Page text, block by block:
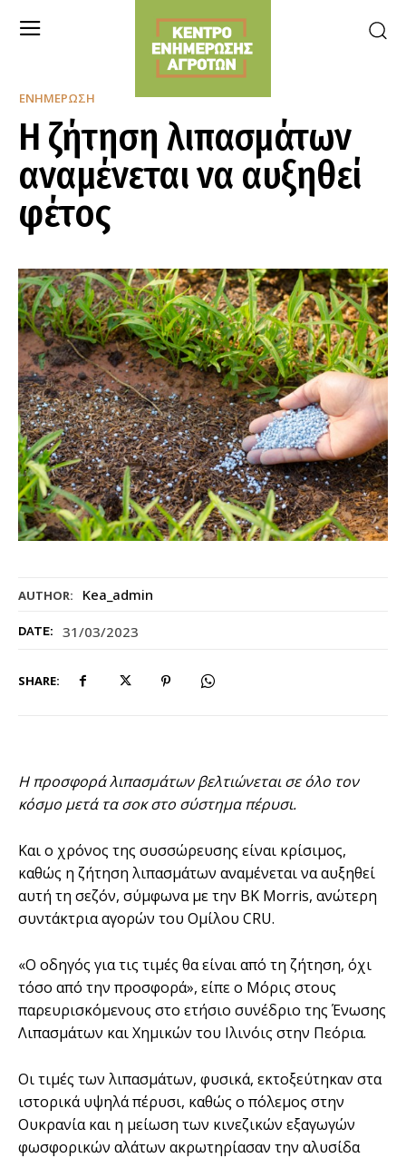
AUTHOR: Kea_admin
DATE: 31/03/2023
SHARE:
ΕΝΗΜΈΡΩΣΗ
Η ζήτηση λιπασμάτων
αναμένεται να αυξηθεί
φέτος
Η προσφορά λιπασμάτων βελτιώνεται σε όλο τον
κόσμο μετά τα σοκ στο σύστημα πέρυσι.
Και ο χρόνος της συσσώρευσης είναι κρίσιμος,
καθώς η ζήτηση λιπασμάτων αναμένεται να αυξηθεί
αυτή τη σεζόν, σύμφωνα με την BK Morris, ανώτερη
συντάκτρια αγορών του Ομίλου CRU.
«Ο οδηγός για τις τιμές θα είναι από τη ζήτηση, όχι
τόσο από την προσφορά», είπε ο Μόρις στους
παρευρισκόμενους στο ετήσιο συνέδριο της Ένωσης
Λιπασμάτων και Χημικών του Ιλινόις στην Πεόρια.
Οι τιμές των λιπασμάτων, φυσικά, εκτοξεύτηκαν στα
ιστορικά υψηλά πέρυσι, καθώς ο πόλεμος στην
Ουκρανία και η μείωση των κινεζικών εξαγωγών
φωσφορικών αλάτων ακρωτηρίασαν την αλυσίδα